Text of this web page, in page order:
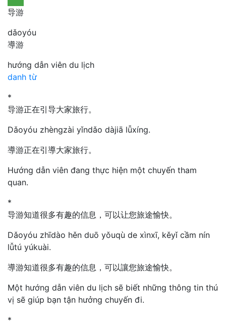
导游
dǎoyóu
導游
hướng dẫn viên du lịch
danh từ
*
导游正在引导大家旅行。
Dǎoyóu zhèngzài yǐndǎo dàjiā lǚxíng.
導游正在引導大家旅行。
Hướng dẫn viên đang thực hiện một chuyến tham
quan.
*
导游知道很多有趣的信息，可以让您旅途愉快。
Dǎoyóu zhīdào hěn duō yǒuqù de xìnxī, kěyǐ cầm nín
lǚtú yúkuài.
導游知道很多有趣的信息，可以讓您旅途愉快。
Một hướng dẫn viên du lịch sẽ biết những thông tin thú
vị sẽ giúp bạn tận hưởng chuyến đi.
*